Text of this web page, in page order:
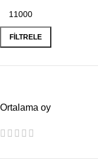
FILTRELE
Ortalama oy